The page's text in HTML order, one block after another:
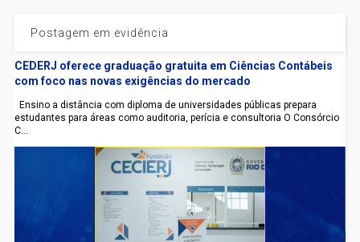
Postagem em evidência
CEDERJ oferece graduação gratuita em Ciências Contábeis
com foco nas novas exigências do mercado
Ensino a distância com diploma de universidades públicas prepara
estudantes para áreas como auditoria, perícia e consultoria O Consórcio
C...